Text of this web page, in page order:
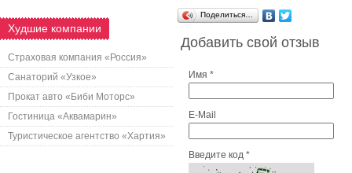
Худшие компании
Страховая компания «Россия»
Санаторий «Узкое»
Прокат авто «Биби Моторс»
Гостиница «Аквамарин»
Туристическое агентство «Хартия»
Поделиться…
Добавить свой отзыв
Имя *
E-Mail
Введите код *